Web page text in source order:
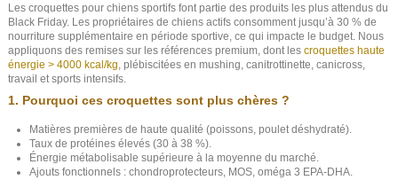
Les croquettes pour chiens sportifs font partie des produits les plus attendus du
Black Friday. Les propriétaires de chiens actifs consomment jusqu’à 30 % de
nourriture supplémentaire en période sportive, ce qui impacte le budget. Nous
appliquons des remises sur les références premium, dont les croquettes haute
énergie > 4000 kcal/kg , plébiscitées en mushing, canitrottinette, canicross,
travail et sports intensifs.
1. Pourquoi ces croquettes sont plus chères ?
Matières premières de haute qualité (poissons, poulet déshydraté).
Taux de protéines élevés (30 à 38 %).
Énergie métabolisable supérieure à la moyenne du marché.
Ajouts fonctionnels : chondroprotecteurs, MOS, oméga 3 EPA-DHA.